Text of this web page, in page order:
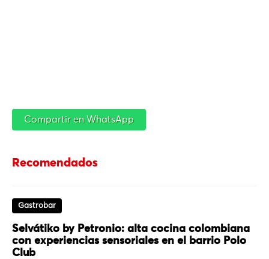
Compartir en WhatsApp
Recomendados
Gastrobar
Selvátiko by Petronio: alta cocina colombiana
con experiencias sensoriales en el barrio Polo
Club